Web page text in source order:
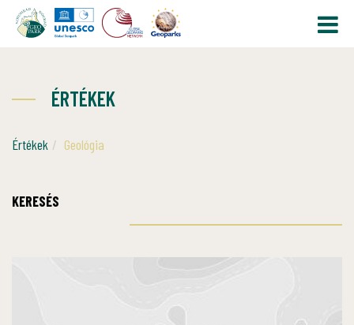
ÉRTÉKEK
Értékek Geológia
KERESÉS